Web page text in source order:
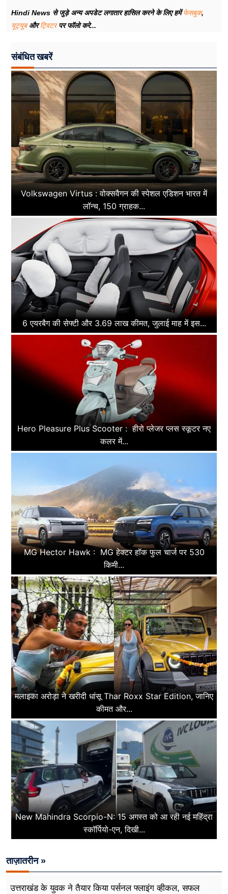
Hindi News से जुड़े अन्य अपडेट लगातार हासिल करने के लिए हमेंफेसबुक,
यूट्यूबऔरट्विटरपर फॉलो करे...
संबंधित खबरें
Volkswagen Virtus : वोक्सवैगन की स्पेशल एडिशन भारत में
लॉन्च, 150 ग्राहक...
6 एयरबैग की सेफ्टी और 3.69 लाख कीमत, जुलाई माह में इस...
Hero Pleasure Plus Scooter : हीरो प्लेजर प्लस स्कूटर नए
कलर में...
MG Hector Hawk : MG हेक्टर हॉक फुल चार्ज पर 530
किमी...
मलाइका अरोड़ा ने खरीदी धांसू Thar Roxx Star Edition, जानिए
कीमत और...
New Mahindra Scorpio-N: 15 अगस्त को आ रही नई महिंद्रा
स्कॉर्पियो-एन, दिखी...
ताज़ातरीन »
उत्तराखंड के युवक ने तैयार किया पर्सनल फ्लाइंग व्हीकल, सफल